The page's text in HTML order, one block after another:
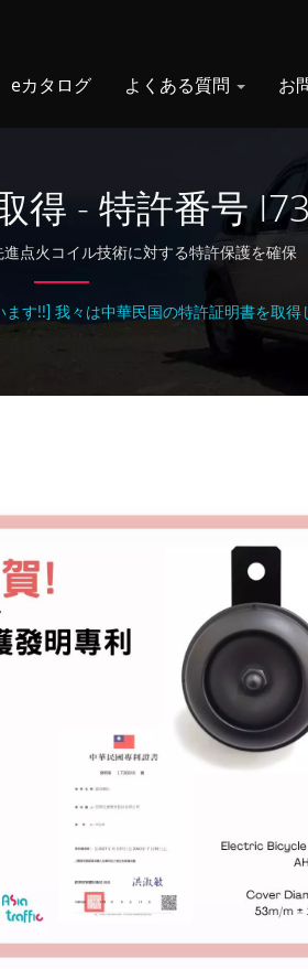
eカタログ よくある質問 お
得 - 特許番号
点火コイル技術に対する特許保護を確保
ます!!] 我々は中華民国の特許証明書を取得